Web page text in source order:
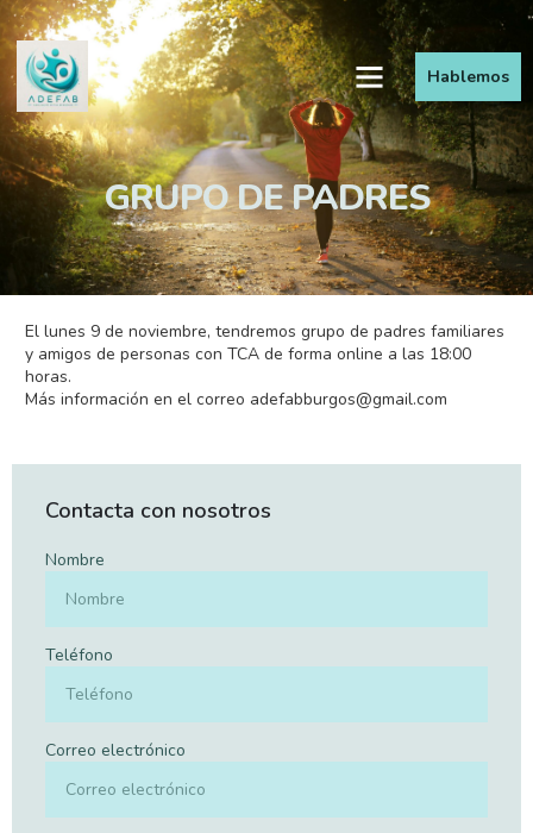
Hablemos
GRUPO DE PADRES
El lunes 9 de noviembre, tendremos grupo de padres familiares
y amigos de personas con TCA de forma online a las 18:00
horas.
Más información en el correo adefabburgos@gmail.com
Contacta con nosotros
Nombre
Teléfono
Correo electrónico